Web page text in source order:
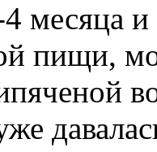
4 месяца
пищи,